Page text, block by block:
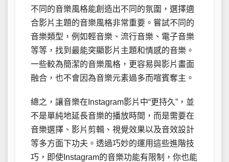
不同的音樂風格能創造出不同的氛圍，選擇適
合影片主題的音樂風格非常重要。嘗試不同的
音樂類型，例如輕音樂、流行音樂、電子音樂
等等，找到最能突顯影片主題和情感的音樂。
一些較為簡潔的音樂風格，更容易與影片畫面
融合，也不會因為音樂元素過多而喧賓奪主。
總之，讓音樂在Instagram影片中“更持久”，並
不是單純地延長音樂的播放時間，而是需要在
音樂選擇、影片剪輯、視覺效果以及音效設計
等多方面下功夫。透過巧妙的運用這些進階技
巧，即使Instagram的音樂功能有限制，你也能